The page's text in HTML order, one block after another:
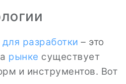
разработки – это
рынке существует
и инструментов. Вот